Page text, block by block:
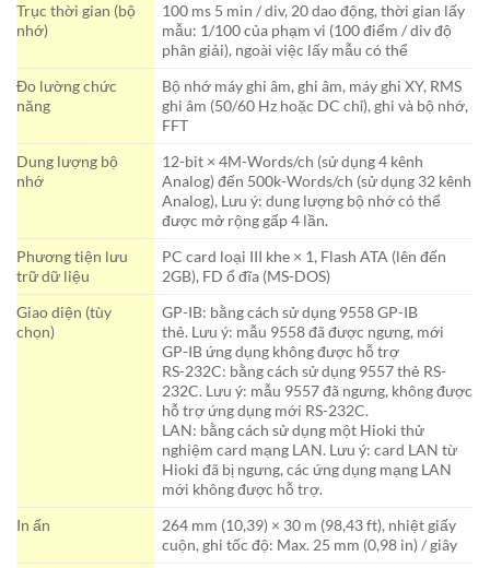
Trục thời gian (bộ
nhớ)
100 ms 5 min / div, 20 dao động, thời gian lấy
mẫu: 1/100 của phạm vi (100 điểm / div độ
phân giải), ngoài việc lấy mẫu có thể
Đo lường chức
năng
Bộ nhớ máy ghi âm, ghi âm, máy ghi XY, RMS
ghi âm (50/60 Hz hoặc DC chỉ), ghi và bộ nhớ,
FFT
Dung lượng bộ
nhớ
12-bit × 4M-Words/ch (sử dụng 4 kênh
Analog) đến 500k-Words/ch (sử dụng 32 kênh
Analog), Lưu ý: dung lượng bộ nhớ có thể
được mở rộng gấp 4 lần.
Phương tiện lưu
trữ dữ liệu
PC card loại III khe × 1, Flash ATA (lên đến
2GB), FD ổ đĩa (MS-DOS)
Giao diện (tùy
chọn)
GP-IB: bằng cách sử dụng 9558 GP-IB
thẻ. Lưu ý: mẫu 9558 đã được ngưng, mới
GP-IB ứng dụng không được hỗ trợ
RS-232C: bằng cách sử dụng 9557 thẻ RS-
232C. Lưu ý: mẫu 9557 đã ngưng, không được
hỗ trợ ứng dụng mới RS-232C.
LAN: bằng cách sử dụng một Hioki thử
nghiệm card mạng LAN. Lưu ý: card LAN từ
Hioki đã bị ngưng, các ứng dụng mạng LAN
mới không được hỗ trợ.
In ấn
264 mm (10,39) × 30 m (98,43 ft), nhiệt giấy
cuộn, ghi tốc độ: Max. 25 mm (0,98 in) / giây